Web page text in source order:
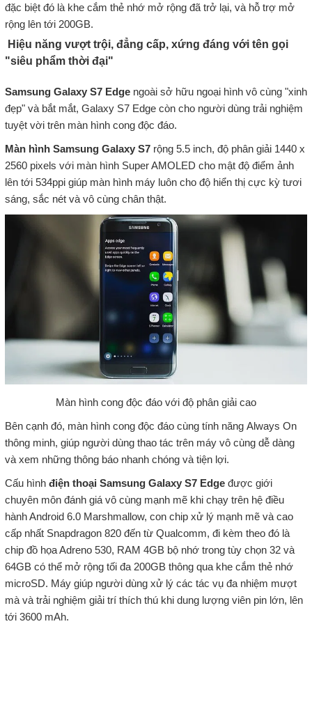
đặc biệt đó là khe cắm thẻ nhớ mở rộng đã trở lại, và hỗ trợ mở
rộng lên tới 200GB.
Hiệu năng vượt trội, đẳng cấp, xứng đáng với tên gọi
"siêu phẩm thời đại"
Samsung Galaxy S7 Edgengoài sở hữu ngoại hình vô cùng "xinh
đẹp" và bắt mắt, Galaxy S7 Edge còn cho người dùng trải nghiệm
tuyệt vời trên màn hình cong độc đáo.
Màn hình Samsung Galaxy S7rộng 5.5 inch, độ phân giải 1440 x
2560 pixels với màn hình Super AMOLED cho mật độ điểm ảnh
lên tới 534ppi giúp màn hình máy luôn cho độ hiển thị cực kỳ tươi
sáng, sắc nét và vô cùng chân thật.
Màn hình cong độc đáo với độ phân giải cao
Bên cạnh đó, màn hình cong độc đáo cùng tính năng Always On
thông minh, giúp người dùng thao tác trên máy vô cùng dễ dàng
và xem những thông báo nhanh chóng và tiện lợi.
Cấu hình điện thoại Samsung Galaxy S7 Edgeđược giới
chuyên môn đánh giá vô cùng mạnh mẽ khi chạy trên hệ điều
hành Android 6.0 Marshmallow, con chip xử lý mạnh mẽ và cao
cấp nhất Snapdragon 820 đến từ Qualcomm, đi kèm theo đó là
chip đồ họa Adreno 530, RAM 4GB bộ nhớ trong tùy chọn 32 và
64GB có thể mở rộng tối đa 200GB thông qua khe cắm thẻ nhớ
microSD. Máy giúp người dùng xử lý các tác vụ đa nhiệm mượt
mà và trải nghiệm giải trí thích thú khi dung lượng viên pin lớn, lên
tới 3600 mAh.